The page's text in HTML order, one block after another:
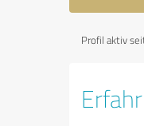
Profil aktiv